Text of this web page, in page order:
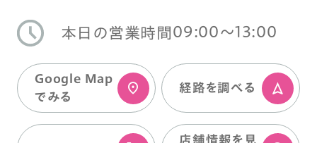
本日の営業時間 09:00〜13:00
Google Map
でみる
経路を調べる
店舗情報を⾒